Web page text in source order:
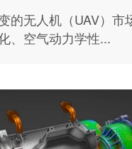
的无人机（UAV）市
、空气动力学性...